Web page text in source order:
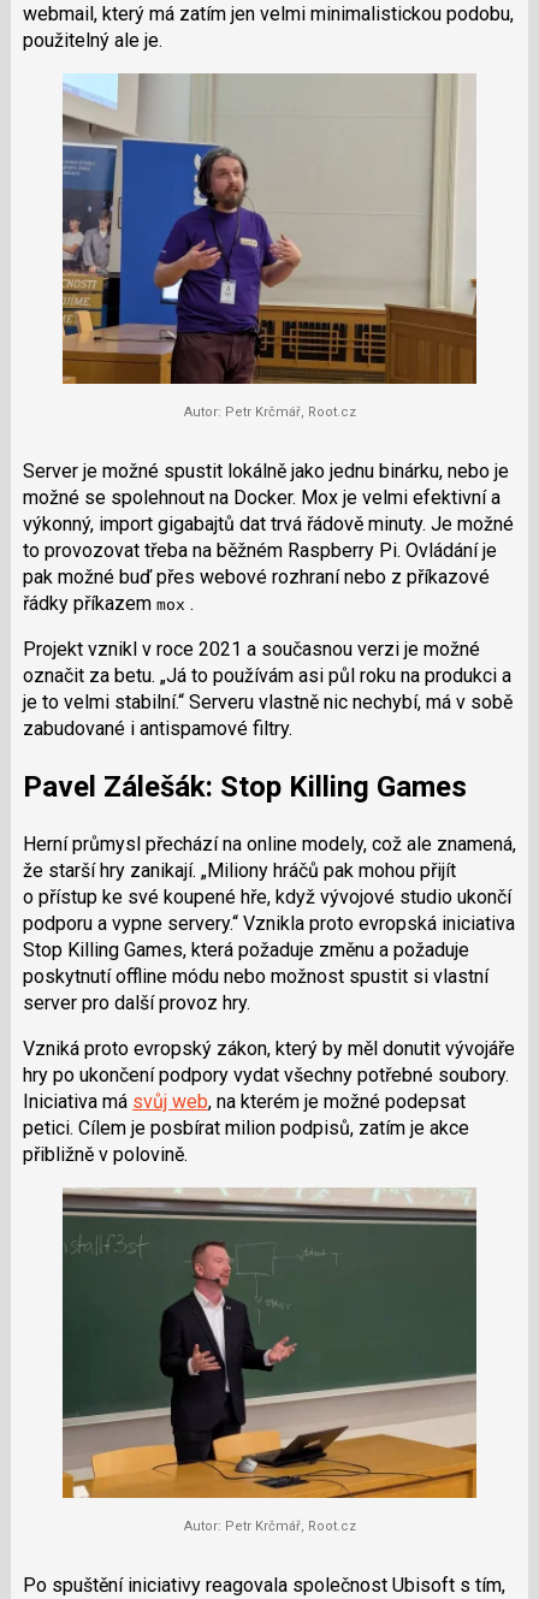
webmail, který má zatím jen velmi minimalistickou podobu,
použitelný ale je.
Autor: Petr Krčmář, Root.cz
Server je možné spustit lokálně jako jednu binárku, nebo je
možné se spolehnout na Docker. Mox je velmi efektivní a
výkonný, import gigabajtů dat trvá řádově minuty. Je možné
to provozovat třeba na běžném Raspberry Pi. Ovládání je
pak možné buď přes webové rozhraní nebo z příkazové
řádky příkazem mox .
Projekt vznikl v roce 2021 a současnou verzi je možné
označit za betu. Já to používám asi půl roku na produkci a
je to velmi stabilní. Serveru vlastně nic nechybí, má v sobě
zabudované i antispamové filtry.
Pavel Zálešák: Stop Killing Games
Herní průmysl přechází na online modely, což ale znamená,
že starší hry zanikají. Miliony hráčů pak mohou přijít
o přístup ke své koupené hře, když vývojové studio ukončí
podporu a vypne servery. Vznikla proto evropská iniciativa
Stop Killing Games, která požaduje změnu a požaduje
poskytnutí offline módu nebo možnost spustit si vlastní
server pro další provoz hry.
Vzniká proto evropský zákon, který by měl donutit vývojáře
hry po ukončení podpory vydat všechny potřebné soubory.
Iniciativa má svůj web, na kterém je možné podepsat
petici. Cílem je posbírat milion podpisů, zatím je akce
přibližně v polovině.
Autor: Petr Krčmář, Root.cz
Po spuštění iniciativy reagovala společnost Ubisoft s tím,